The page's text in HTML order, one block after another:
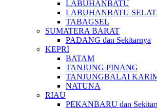
LABUHANBATU
LABUHANBATU
TABAGSEL
SUMATERA BARAT
PADANG dan Sekitarnya
KEPRI
BATAM
TANJUNG PINANG
TANJUNGBALAI
NATUNA
RIAU
PEKANBARU dan